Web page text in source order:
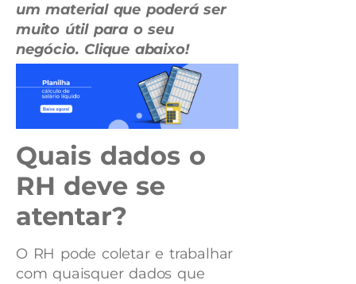
um material que poderá ser
muito útil para o seu
negócio. Clique abaixo!
Quais dados o
RH deve se
atentar?
O RH pode coletar e trabalhar
com quaisquer dados que